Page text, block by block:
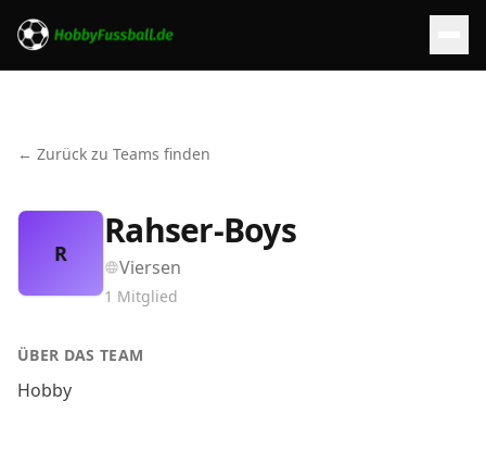
← Zurück zu Teams finden
R
Rahser-Boys
Viersen
1 Mitglied
ÜBER DAS TEAM
Hobby